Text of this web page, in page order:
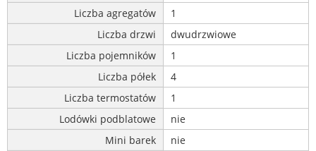
Liczba agregatów
1
Liczba drzwi
dwudrzwiowe
Liczba pojemników
1
Liczba półek
4
Liczba termostatów
1
Lodówki podblatowe
nie
Mini barek
nie